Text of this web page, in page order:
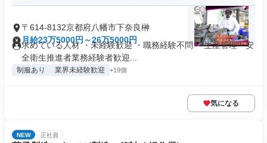
〒614-8132京都府八幡市下奈良榊
月給23万5000円～26万5000円
求めている人材 ・未経験歓迎 ・職務経験不問 ・生産管理・安
全衛生推進者業務経験者歓迎...
制服あり 業界未経験歓迎 +19個
気になる
NEW 正社員